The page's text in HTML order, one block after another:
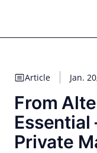
springen
Article Jan.
From
Essential
Private